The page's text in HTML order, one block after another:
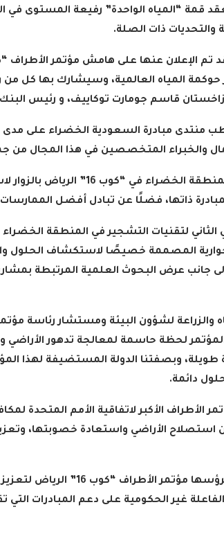
ستُعقد قمة “المياه الواحدة” رفيعة المستوى
والتحديات ذات الصلة.
حوكمة المياه العالمية، وسيشارك بها كل
قاسم جومارت توكاييف، و رئيس البنك
والخبراء المتخصصين في هذا المجال من
وسيرحب جناح المبادرة في المنطقة
ذاتها، فضلًا عن تبادل أفضل
المصممة خصيصًا لاستكشاف الحلول
جانب عرض البحوث العلمية المرتبطة
لحظة حاسمة لمعالجة تدهور الأراضي
طويلة، وبصفتنا الدولة المستضيفة لهذا
دائمة.
الأطراف الأكبر لاتفاقية الأمم المتحدة
استصلاح الأراضي واستعادة خصوبتها،
وتستعد المملكة من خلال
غير الحكومية على دعم المبادرات التي
عام منظمة التعاون الإسلامي
2022-04-12